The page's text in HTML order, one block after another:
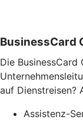
BusinessCard
Die
auf Dienstreisen?
Assistenz-